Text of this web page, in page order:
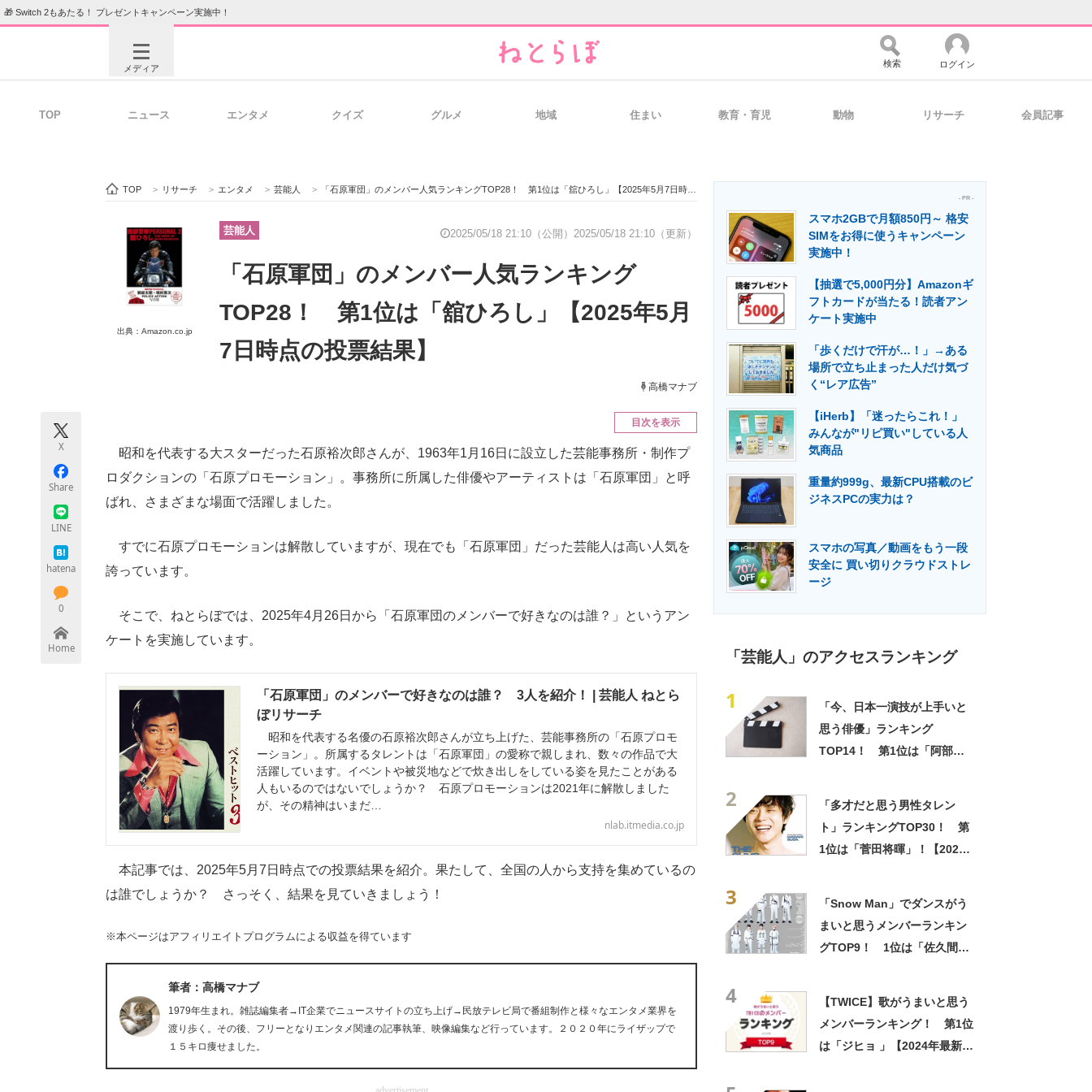
🎁 Switch 2もあたる！ プレゼントキャンペーン実施中！
メディア
ビジネスと働き方のヒント 経営リーダーのコミュニティ マーケ×ITの今がよく分かる
ITエンジニア向け専門サイト IT製品の技術・比較・事例 製造業のIT導入・活用を支援
エネルギーの専門メディア 建設×テクノロジーの最前線
ちょっと気になるネットの話題
検索 ログイン
TOP ニュース エンタメ クイズ グルメ 地域 住まい 教育・育児 動物 リサーチ 会員記事
TOP > リサーチ > エンタメ > 芸能人 > 「石原軍団」のメンバー人気ランキングTOP28！ 第1位は「舘ひろし」【2025年5月7日時点の投票結果】
出典：Amazon.co.jp
芸能人 2025/05/18 21:10（公開） 2025/05/18 21:10（更新）
「石原軍団」のメンバー人気ランキング
TOP28！ 第1位は「舘ひろし」【2025年5月
7日時点の投票結果】
高橋マナブ
X
Share
LINE
hatena
0
Home
目次を表示
昭和を代表する大スターだった石原裕次郎さんが、1963年1月16日に設立した芸能事務所・制作プ
ロダクションの「石原プロモーション」。事務所に所属した俳優やアーティストは「石原軍団」と呼
ばれ、さまざまな場面で活躍しました。
すでに石原プロモーションは解散していますが、現在でも「石原軍団」だった芸能人は高い人気を
誇っています。
そこで、ねとらぼでは、2025年4月26日から「石原軍団のメンバーで好きなのは誰？」というアン
ケートを実施しています。
「石原軍団」のメンバーで好きなのは誰？ 3人を紹介！ | 芸能人 ねとら
ぼリサーチ
昭和を代表する名優の石原裕次郎さんが立ち上げた、芸能事務所の「石原プロモ
ーション」。所属するタレントは「石原軍団」の愛称で親しまれ、数々の作品で大
活躍しています。イベントや被災地などで炊き出しをしている姿を見たことがある
人もいるのではないでしょうか？ 石原プロモーションは2021年に解散しました
が、その精神はいまだ…
nlab.itmedia.co.jp
本記事では、2025年5月7日時点での投票結果を紹介。果たして、全国の人から支持を集めているの
は誰でしょうか？ さっそく、結果を見ていきましょう！
※本ページはアフィリエイトプログラムによる収益を得ています
筆者：高橋マナブ
1979年生まれ。雑誌編集者→IT企業でニュースサイトの立ち上げ→民放テレビ局で番組制作と様々なエンタメ業界を
渡り歩く。その後、フリーとなりエンタメ関連の記事執筆、映像編集など行っています。２０２０年にライザップで
１５キロ痩せました。
- PR -
スマホ2GBで月額850円～ 格安
SIMをお得に使うキャンペーン
実施中！
【抽選で5,000円分】Amazonギ
フトカードが当たる！読者アン
ケート実施中
「歩くだけで汗が…！」→ある
場所で立ち止まった人だけ気づ
く“レア広告”
【iHerb】「迷ったらこれ！」
みんなが"リピ買い"している人
気商品
重量約999g、最新CPU搭載のビ
ジネスPCの実力は？
スマホの写真／動画をもう一段
安全に 買い切りクラウドストレ
ージ
「芸能人」のアクセスランキング
1
「今、日本一演技が上手いと
思う俳優」ランキング
TOP14！ 第1位は「阿部
2
「多才だと思う男性タレン
ト」ランキングTOP30！ 第
1位は「菅田将暉」！【2022
3
「Snow Man」でダンスがう
まいと思うメンバーランキン
グTOP9！ 1位は「佐久間大
4
【TWICE】歌がうまいと思う
メンバーランキング！ 第1位
は「ジヒョ 」【2024年最新投